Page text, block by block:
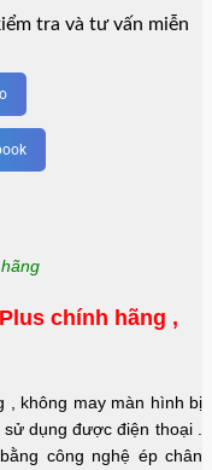
tra và tư vấn miễn
chính hãng ,
, không may màn hình bị
dụng được điện thoại .
bằng công nghệ ép chân